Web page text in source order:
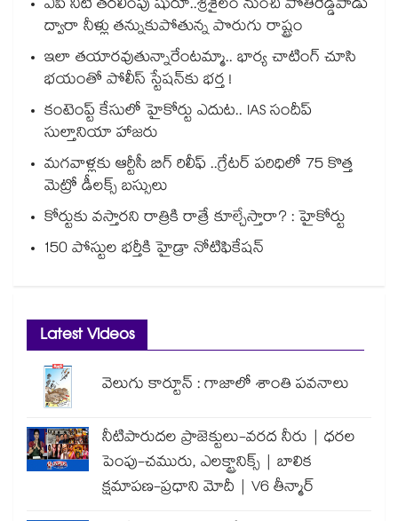
ఏపీ నీటి తరలింపు షురూ..శ్రీశైలం నుంచి పోతిరెడ్డిపాడు
ద్వారా నీళ్లు తన్నుకుపోతున్న పొరుగు రాష్ట్రం
ఇలా తయారవుతున్నారేంటమ్మా.. భార్య చాటింగ్ చూసి
భయంతో పోలీస్ స్టేషన్⁫కు భర్త !
కంటెంప్ట్ కేసులో హైకోర్టు ఎదుట.. IAS సందీప్
సుల్తానియా హాజరు
మగవాళ్లకు ఆర్టీసీ బిగ్ రిలీఫ్ ..గ్రేటర్ పరిధిలో 75 కొత్త
మెట్రో డీలక్స్ బస్సులు
కోర్టుకు వస్తారని రాత్రికి రాత్రే కూల్చేస్తారా? : హైకోర్టు
150 పోస్టుల భర్తీకి హైడ్రా నోటిఫికేషన్
Latest Videos
వెలుగు కార్టూన్ : గాజాలో శాంతి పవనాలు
నీటిపారుదల ప్రాజెక్టులు-వరద నీరు | ధరల
పెంపు-చమురు, ఎలక్ట్రానిక్స్ | బాలిక
క్షమాపణ-ప్రధాని మోదీ | V6 తీన్మార్